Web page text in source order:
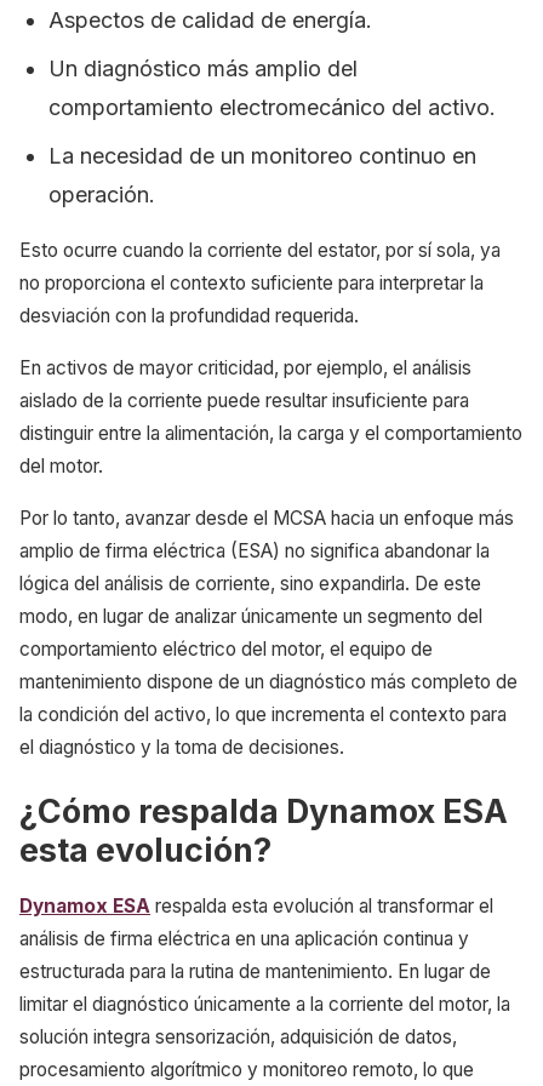
Aspectos de calidad de energía.
Un diagnóstico más amplio del
comportamiento electromecánico del activo.
La necesidad de un monitoreo continuo en
operación.
Esto ocurre cuando la corriente del estator, por sí sola, ya
no proporciona el contexto suficiente para interpretar la
desviación con la profundidad requerida.
En activos de mayor criticidad, por ejemplo, el análisis
aislado de la corriente puede resultar insuficiente para
distinguir entre la alimentación, la carga y el comportamiento
del motor.
Por lo tanto, avanzar desde el MCSA hacia un enfoque más
amplio de firma eléctrica (ESA) no significa abandonar la
lógica del análisis de corriente, sino expandirla. De este
modo, en lugar de analizar únicamente un segmento del
comportamiento eléctrico del motor, el equipo de
mantenimiento dispone de un diagnóstico más completo de
la condición del activo, lo que incrementa el contexto para
el diagnóstico y la toma de decisiones.
¿Cómo respalda Dynamox ESA
esta evolución?
Dynamox ESA respalda esta evolución al transformar el
análisis de firma eléctrica en una aplicación continua y
estructurada para la rutina de mantenimiento. En lugar de
limitar el diagnóstico únicamente a la corriente del motor, la
solución integra sensorización, adquisición de datos,
procesamiento algorítmico y monitoreo remoto, lo que